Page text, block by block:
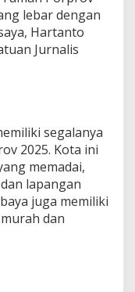
lebar dengan
Hartanto
Jurnalis
segalanya
2025. Kota ini
memadai,
lapangan
juga memiliki
dan